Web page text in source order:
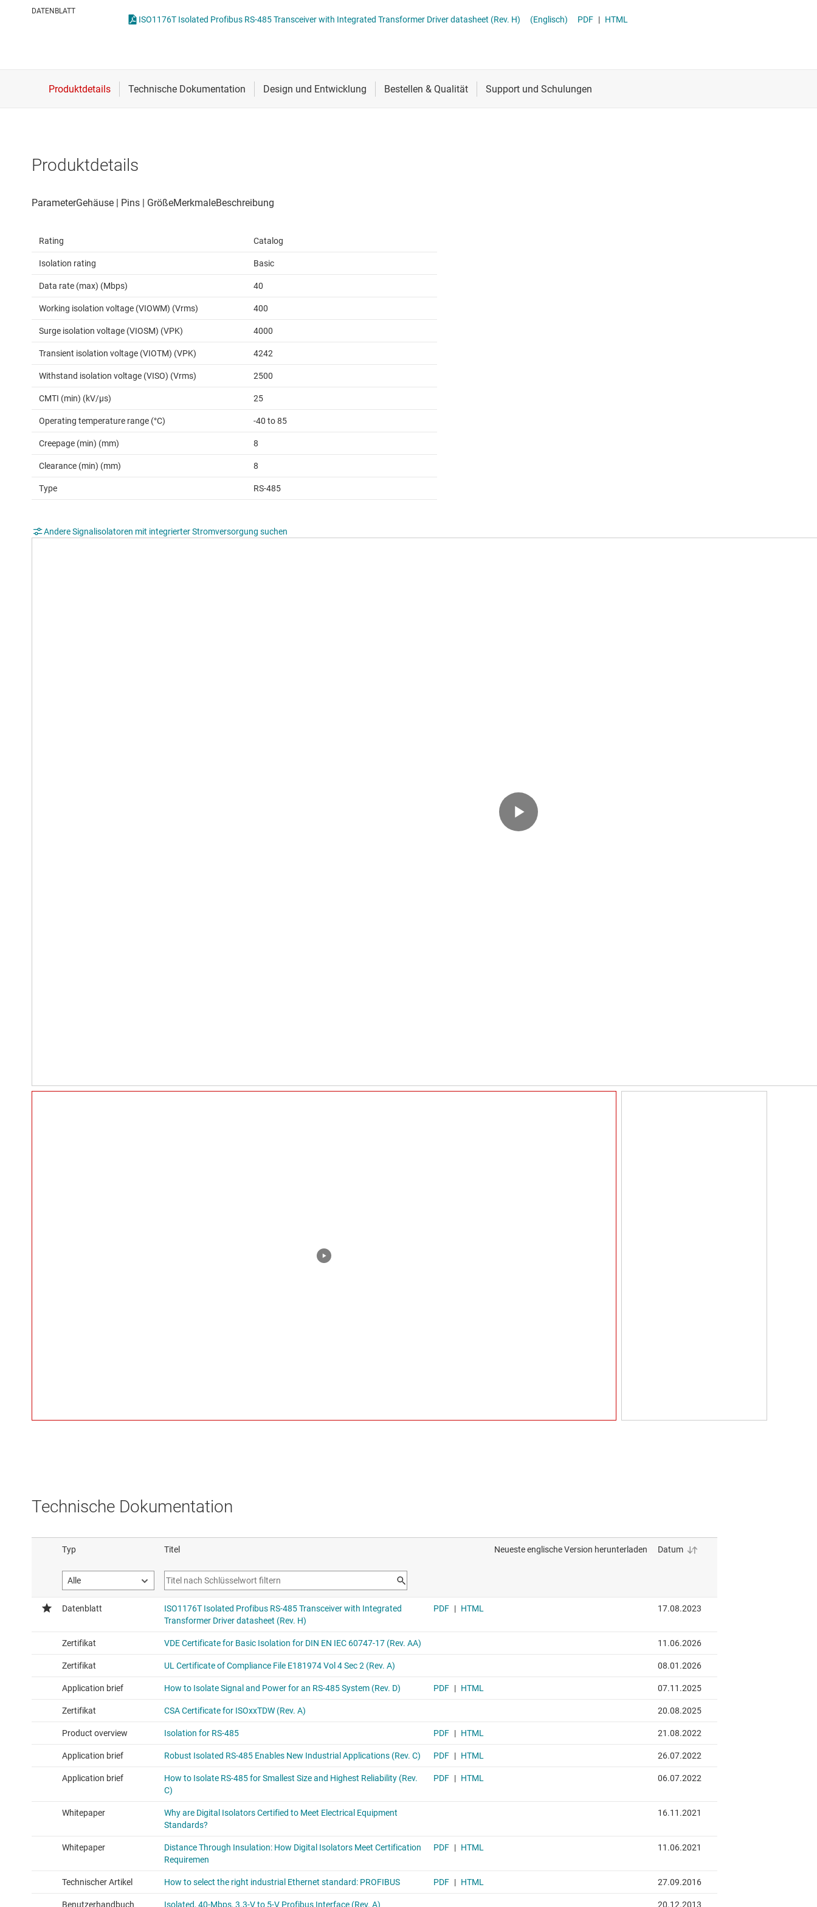
Isolierung Verstärker
DATENBLATT
ISO1176T Isolated Profibus RS-485 Transceiver with Integrated Transformer Driver datasheet (Rev. H) (Englisch) PDF | HTML
Produktdetails
Rating Catalog
Isolation rating Basic
Data rate (max) (Mbps) 40
Working isolation voltage (VIOWM) (Vrms) 400
Surge isolation voltage (VIOSM) (VPK) 4000
Transient isolation voltage (VIOTM) (VPK) 4242
Withstand isolation voltage (VISO) (Vrms) 2500
CMTI (min) (kV/µs) 25
Operating temperature range (°C) -40 to 85
Creepage (min) (mm) 8
Clearance (min) (mm) 8
Type RS-485
Andere Signalisolatoren mit integrierter Stromversorgung suchen
Technische Dokumentation